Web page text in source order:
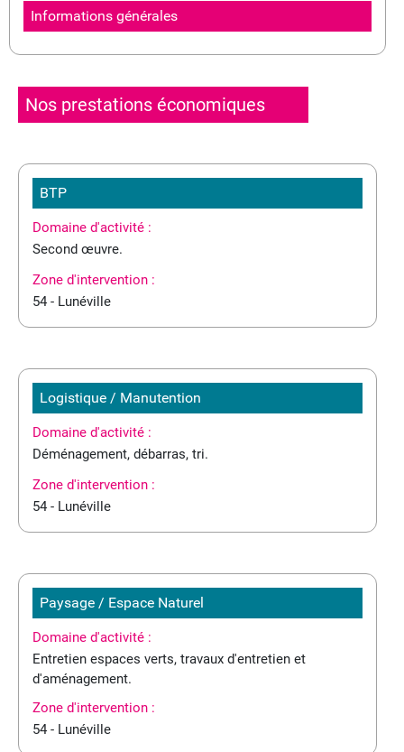
Informations générales
Nos prestations économiques
BTP
Domaine d'activité :
Second œuvre.
Zone d'intervention :
54 - Lunéville
Logistique / Manutention
Domaine d'activité :
Déménagement, débarras, tri.
Zone d'intervention :
54 - Lunéville
Paysage / Espace Naturel
Domaine d'activité :
Entretien espaces verts, travaux d'entretien et
d'aménagement.
Zone d'intervention :
54 - Lunéville